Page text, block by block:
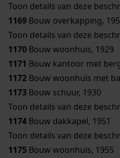
Toon details van deze
1169 Bouw overkapping,
Toon details van deze
1170 Bouw woonhuis, 1929
1171 Bouw kantoor met
1172 Bouw woonhuis met
1173 Bouw schuur, 1930
Toon details van deze
1174 Bouw dakkapel, 1951
Toon details van deze
1175 Bouw woonhuis, 1955